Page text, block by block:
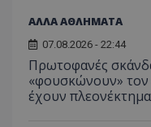
ΑΛΛΑ ΑΘΛΗΜΑΤΑ
07.08.2026 - 22:44
Πρωτοφανές
«φουσκώνουν» τον
έχουν πλεονέκτημα